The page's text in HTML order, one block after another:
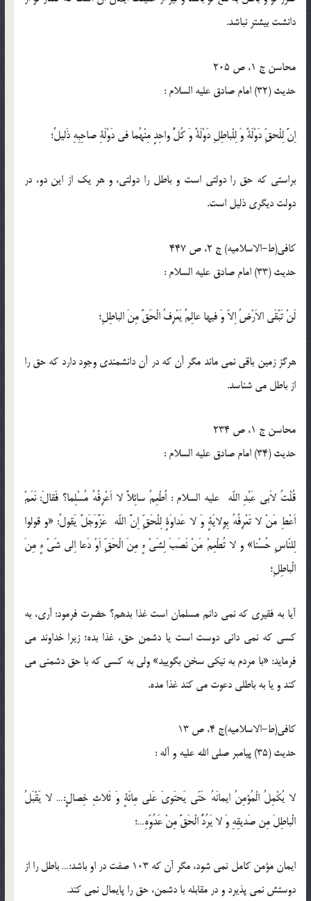
دانشت بيشتر نباشد.
محاسن ج 1، ص 205
حدیث (32) امام صادق عليه السلام :
اِنَّ لِلْحقِّ دَوْلَةً وَ لِلْباطِلِ دَوْلَةً وَ كُلُّ واحِدٍ مِنْهُما فى دَوْلَةِ صاحِبِهِ ذَليلٌ؛
براستى كه حق را دولتى است و باطل را دولتى، و هر يك از اين دو، در
دولت ديگرى ذليل است.
كافى(ط-الاسلامیه) ج 2، ص 447
حدیث (33) امام صادق عليه السلام :
لَنْ تَبْقَى الاَرْضُ اِلاّ وَ فيها عالِمٌ يَعْرِفُ الْحَقَّ مِنَ الباطِلِ؛
هرگز زمين باقى نمى ماند مگر آن كه در آن دانشمندى وجود دارد كه حق را
از باطل مى شناسد.
محاسن ج 1، ص 234
حدیث (34) امام صادق عليه السلام :
قُلْتُ لاَبى عَبْدِ اللّه عليه السلام : اُطْعِمُ سائِلاً لا اَعْرِفُهُ مُسْلِما؟ فَقالَ: نَعَمْ
اَعْطِ مَنْ لا تَعْرِفُهُ بِوِلايَةٍ وَ لا عَداوَةٍ لِلْحَقِّ اِنَّ اللّه عَزَّوَجَلَّ يَقولُ: «و قولوا
لِلنّاسِ حُسْنا» و لا تُطْعِمْ مَنْ نَصَبَ لِشَىْ ءٍ مِنَ الْحَقِّ اَوْ دَعا اِلى شَىْ ءٍ مِنَ
الْباطِلِ؛
آيا به فقيرى كه نمى دانم مسلمان است غذا بدهم؟ حضرت فرمود: آرى، به
كسى كه نمى دانى دوست است يا دشمن حق، غذا بده؛ زيرا خداوند مى
فرمايد: «با مردم به نيكى سخن بگوييد» ولى به كسى كه با حق دشمنى مى
كند و يا به باطلى دعوت مى كند غذا مده.
كافى(ط-الاسلامیه)ج 4، ص 13
حدیث (35) پيامبر صلى الله عليه و آله :
لا يُكْمِلُ الْمُؤمِنُ ايمانَهُ حَتّى يَحتَوىَ عَلى مِائَةٍ وَ ثَلاثِ خِصالٍ:… لا يَقْبَلُ
الْباطِلَ مِن صَديقِهِ وَ لا يَرُدُّ الْحَقَّ مِنْ عَدُوِّهِ…؛
ايمان مؤمن كامل نمى شود، مگر آن كه 103 صفت در او باشد:… باطل را از
دوستش نمى پذيرد و در مقابله با دشمن، حق را پايمال نمى كند.